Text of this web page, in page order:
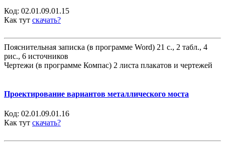
Код: 02.01.09.01.15
Как тут скачать?
Пояснительная записка (в программе Word) 21 с., 2 табл., 4
рис., 6 источников
Чертежи (в программе Компас) 2 листа плакатов и чертежей
Проектирование вариантов металлического моста
Код: 02.01.09.01.16
Как тут скачать?